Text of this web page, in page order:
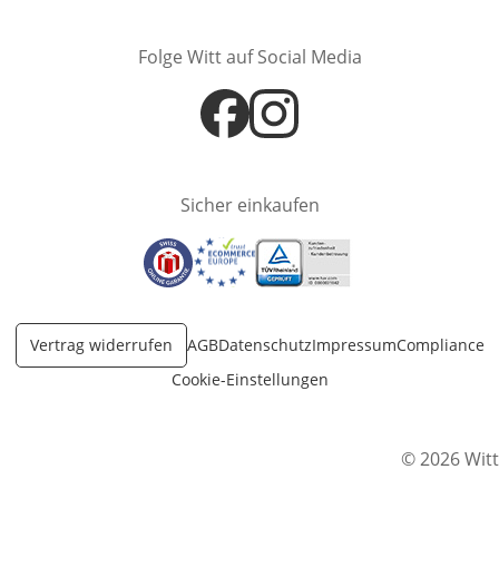
Folge Witt auf Social Media
Öffnet in neuem Fenster
Öffnet in neuem Fenster
Sicher einkaufen
Öffnet in neuem Fenster
Öffnet in neuem Fenster
Öffnet in neuem Fenster
Vertrag widerrufen AGBDatenschutzImpressumCompliance
Cookie-Einstellungen
© 2026 Witt